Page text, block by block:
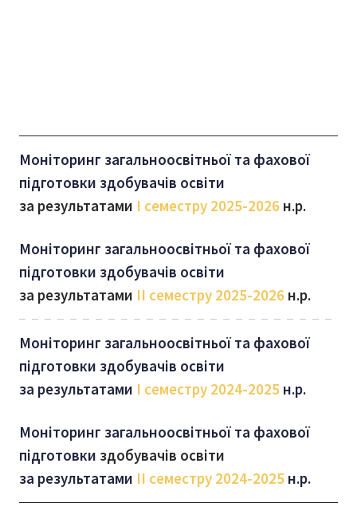
Моніторинг загальноосвітньої та фахової
підготовки здобувачів освіти
за результатами І семестру 2025-2026 н.р.
Моніторинг загальноосвітньої та фахової
підготовки здобувачів освіти
за результатами ІІ семестру 2025-2026 н.р.
Моніторинг загальноосвітньої та фахової
підготовки здобувачів освіти
за результатами І семестру 2024-2025 н.р.
Моніторинг загальноосвітньої та фахової
підготовки здобувачів освіти
за результатами ІІ семестру 2024-2025 н.р.